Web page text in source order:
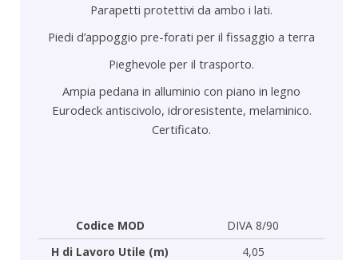
Parapetti protettivi da ambo i lati.
Piedi d’appoggio pre-forati per il fissaggio a terra
Pieghevole per il trasporto.
Ampia pedana in alluminio con piano in legno
Eurodeck antiscivolo, idroresistente, melaminico.
Certificato.
Codice MOD
DIVA 8/90
H di Lavoro Utile (m)
4,05